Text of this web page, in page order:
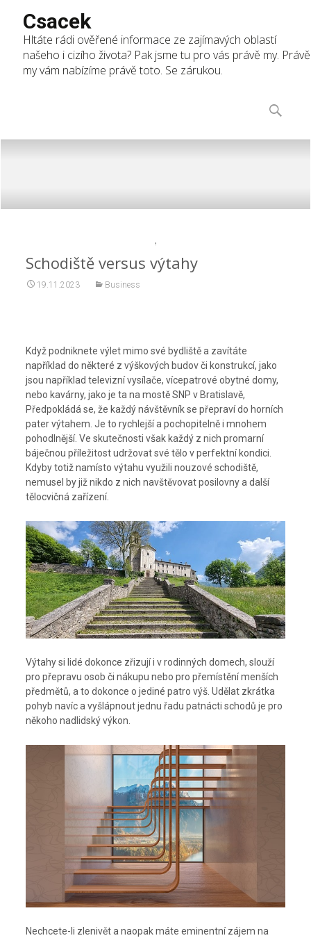
Csacek
Hltáte rádi ověřené informace ze zajímavých oblastí
našeho i cizího života? Pak jsme tu pro vás právě my. Právě
my vám nabízíme právě toto. Se zárukou.
to
content
Schodiště versus výtahy
19.11.2023 Business
Když podniknete výlet mimo své bydliště a zavítáte
například do některé z výškových budov či konstrukcí, jako
jsou například televizní vysílače, vícepatrové obytné domy,
nebo kavárny, jako je ta na mostě SNP v Bratislavě,
Předpokládá se, že každý návštěvník se přepraví do horních
pater výtahem. Je to rychlejší a pochopitelně i mnohem
pohodlnější. Ve skutečnosti však každý z nich promarní
báječnou příležitost udržovat své tělo v perfektní kondici.
Kdyby totiž namísto výtahu využili nouzové schodiště,
nemusel by již nikdo z nich navštěvovat posilovny a další
tělocvičná zařízení.
Výtahy si lidé dokonce zřizují i v rodinných domech, slouží
pro přepravu osob či nákupu nebo pro přemístění menších
předmětů, a to dokonce o jediné patro výš. Udělat zkrátka
pohyb navíc a vyšlápnout jednu řadu patnácti schodů je pro
někoho nadlidský výkon.
Nechcete-li zlenivět a naopak máte eminentní zájem na